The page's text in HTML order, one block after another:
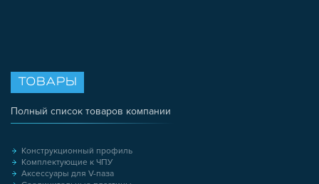
ТОВАРЫ
Полный список товаров компании
Конструкционный профиль
Комплектующие к ЧПУ
Аксессуары для V-паза